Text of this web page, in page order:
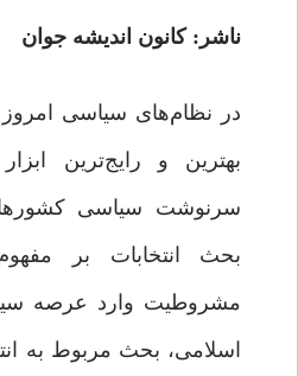
ناشر: کانون اندیشه جوان
در نظام‌های سیاسی امروز
بهترین و رایج‌ترین
سرنوشت سیاسی کشورها
بحث انتخابات بر
مشروطیت وارد عرصه‌
اسلامی، بحث مربوط به